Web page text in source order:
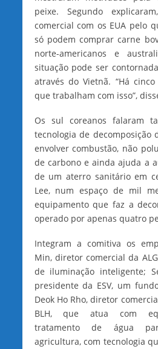
peixe. Segundo
comercial com os EUA pelo
só podem comprar carne
norte-americanos e
situação pode ser
através do Vietnã. “Há
que trabalham com isso”,
Os sul coreanos falaram
tecnologia de decomposição
envolver combustão, não
de carbono e ainda ajuda a
de um aterro sanitário em
Lee, num espaço de mil
equipamento que faz a
operado por apenas quatro
Integram a comitiva os
Min, diretor comercial da
de iluminação inteligente;
presidente da ESV, um
Deok Ho Rho, diretor
BLH, que atua com
tratamento de água
agricultura, com tecnologia